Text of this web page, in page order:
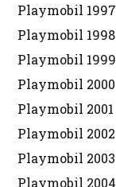
Playmobil 1997
Playmobil 1998
Playmobil 1999
Playmobil 2000
Playmobil 2001
Playmobil 2002
Playmobil 2003
Playmobil 2004